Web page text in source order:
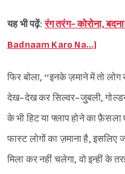
यह भी पढ़ें:रंग तरंग- कोरोना,
Badnaam Karo Na…)
फिर बोला, ‘‘इनके ज़माने में तो
देख-देख कर सिल्वर-जुुबली,
के भी हिट या फ्लाप होने का फ़ैसला
फास्ट लोगों का ज़माना है,
मिला कर नहीं चलेगा, वो इन्हीं के